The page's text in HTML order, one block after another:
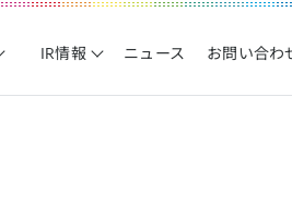
IR情報 ニュース お問い合わ